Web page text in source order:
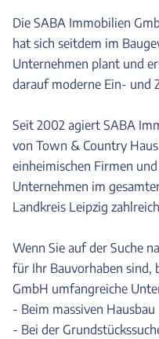
Die SABA Immobilien
hat sich seitdem im
Unternehmen plant und
darauf moderne Ein- und
Seit 2002 agiert SABA
von Town & Country
einheimischen Firmen
Unternehmen im
Landkreis Leipzig
Wenn Sie auf der Suche
für Ihr Bauvorhaben sind,
GmbH umfangreiche
- Beim massiven Hausbau
- Bei der